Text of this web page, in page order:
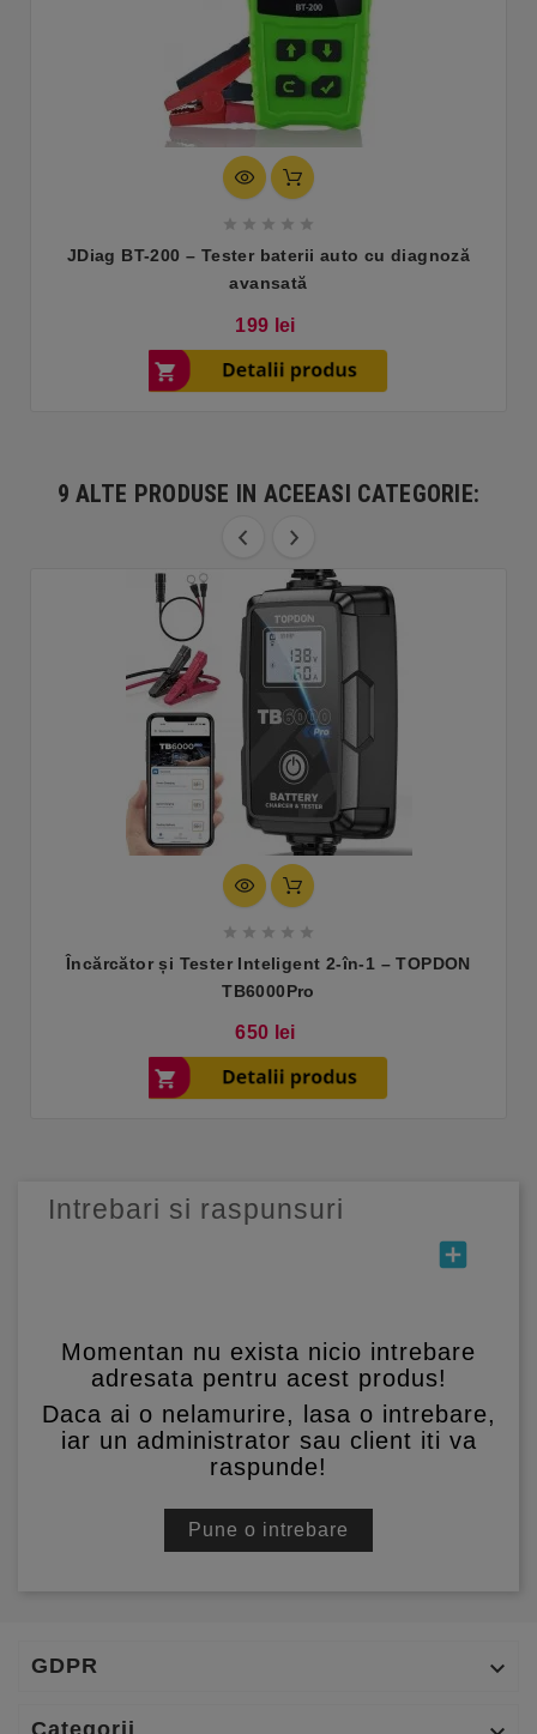
    
JDiag BT-200 – Tester baterii auto cu diagnoză
avansată
199 lei
9 ALTE PRODUSE IN ACEEASI CATEGORIE:
    
Încărcător și Tester Inteligent 2-în-1 – TOPDON
TB6000Pro
650 lei
Intrebari si raspunsuri
add_box
Momentan nu exista nicio intrebare
adresata pentru acest produs!
Daca ai o nelamurire, lasa o intrebare,
iar un administrator sau client iti va
raspunde!
Pune o intrebare
GDPR 